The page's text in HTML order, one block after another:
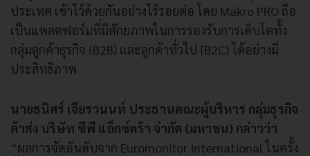
ประเทศ เข้าไว้ด้วยกันอย่างไร้รอยต่อ โดย Makro PRO ถือ
เป็นแพลตฟอร์มที่มีศักยภาพในการรองรับการเติบโตทั้ง
กลุ่มลูกค้าธุรกิจ (B2B) และลูกค้าทั่วไป (B2C) ได้อย่างมี
ประสิทธิภาพ
นายธนิศร์ เจียรวนนท์ ประธานคณะผู้บริหาร กลุ่มธุรกิจ
ค้าส่ง บริษัท ซีพี แอ็กซ์ตร้า จำกัด (มหาชน) กล่าวว่า
“ผลการจัดอันดับจาก Euromonitor International ในครั้ง